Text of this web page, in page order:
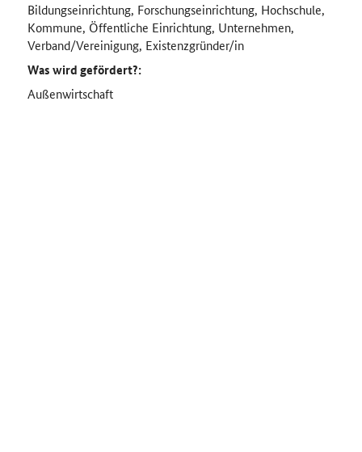
Bildungseinrichtung, Forschungseinrichtung, Hochschule,
Kommune, Öffentliche Einrichtung, Unternehmen,
Verband/Vereinigung, Existenzgründer/in
Was wird gefördert?:
Außenwirtschaft